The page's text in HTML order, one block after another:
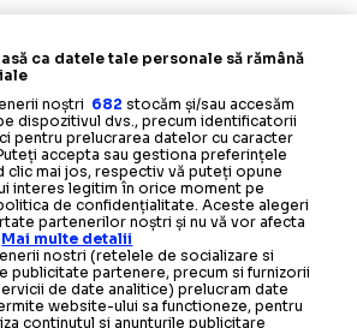
ca datele tale personale să rămână
noștri 682 stocăm și/sau accesăm
dispozitivul dvs., precum identificatorii
pentru prelucrarea datelor cu caracter
accepta sau gestiona preferințele
clic mai jos, respectiv vă puteți opune
interes legitim în orice moment pe
de confidențialitate. Aceste alegeri
partenerilor noștri și nu vă vor afecta
Mai multe detalii
nostri (retelele de socializare si
publicitate partenere, precum si furnizorii
de date analitice) prelucram date
website-ului sa functioneze, pentru
continutul si anunturile publicitare